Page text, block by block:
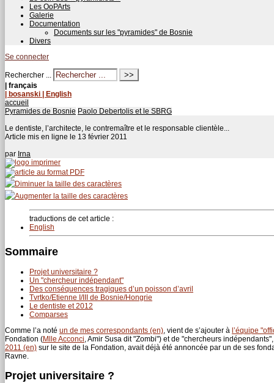
Les OoPArts
Galerie
Documentation
Documents sur les "pyramides" de Bosnie
Divers
Se connecter
Rechercher ...
| français
| bosanski | English
accueil
Pyramides de Bosnie Paolo Debertolis et le SBRG
Le dentiste, l’architecte, le contremaître et le responsable clientèle...
Article mis en ligne le 13 février 2011
par Irna
traductions de cet article :
English
Sommaire
Projet universitaire ?
Un "chercheur indépendant"
Des conséquences tragiques d’un poisson d’avril
Tvrtko/Etienne I/III de Bosnie/Hongrie
Le dentiste et 2012
Comparses
Comme l’a noté un de mes correspondants (en) , vient de s’ajouter à l’équipe
Fondation (Mlle Acconci , Amir Susa dit "Zombi") et de "chercheurs
2011 (en) sur le site de la Fondation, avait déjà été annoncée par un de ses
Ravne.
Projet universitaire ?